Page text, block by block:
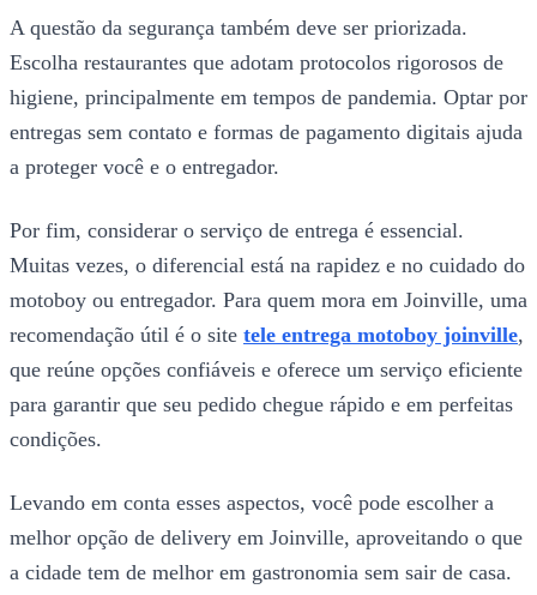
A questão da segurança também deve ser priorizada.
Escolha restaurantes que adotam protocolos rigorosos de
higiene, principalmente em tempos de pandemia. Optar por
entregas sem contato e formas de pagamento digitais ajuda
a proteger você e o entregador.
Por fim, considerar o serviço de entrega é essencial.
Muitas vezes, o diferencial está na rapidez e no cuidado do
motoboy ou entregador. Para quem mora em Joinville, uma
recomendação útil é o site tele entrega motoboy joinville,
que reúne opções confiáveis e oferece um serviço eficiente
para garantir que seu pedido chegue rápido e em perfeitas
condições.
Levando em conta esses aspectos, você pode escolher a
melhor opção de delivery em Joinville, aproveitando o que
a cidade tem de melhor em gastronomia sem sair de casa.